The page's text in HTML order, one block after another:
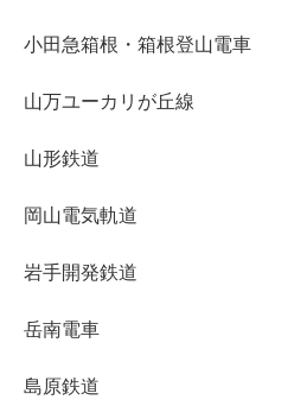
小田急箱根・箱根登山電車
山万ユーカリが丘線
山形鉄道
岡山電気軌道
岩手開発鉄道
岳南電車
島原鉄道